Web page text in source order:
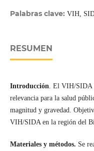
Palabras clave: VIH,
RESUMEN
Introducción. El VIH/SIDA
relevancia para la salud
magnitud y gravedad.
VIH/SIDA en la región del
Materiales y métodos. Se